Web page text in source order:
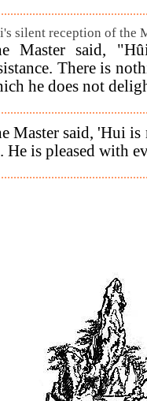
silent reception of the
Master said,
There is
he does not
Master said, 'Hui is
He is pleased with